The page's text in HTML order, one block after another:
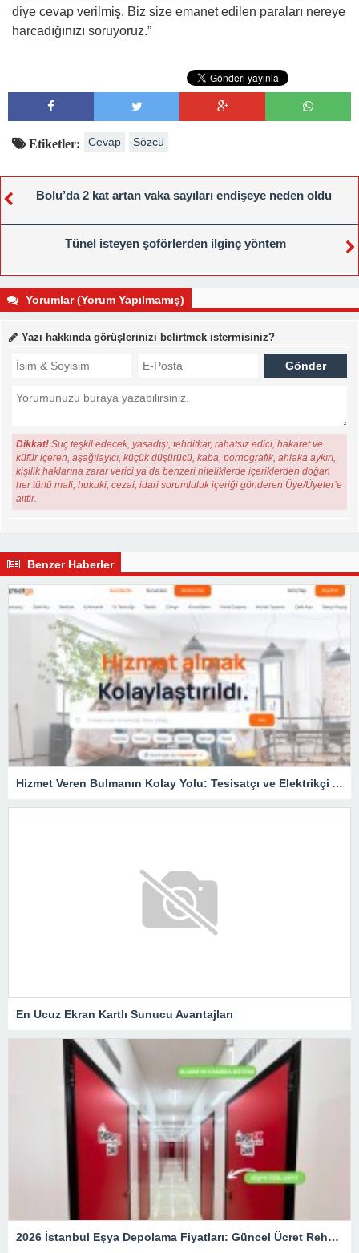
diye cevap verilmiş. Biz size emanet edilen paraları nereye
harcadığınızı soruyoruz.”
Etiketler: Cevap Sözcü
Bolu’da 2 kat artan vaka sayıları endişeye neden oldu
Tünel isteyen şoförlerden ilginç yöntem
Yorumlar (Yorum Yapılmamış)
Yazı hakkında görüşlerinizi belirtmek istermisiniz?
Dikkat! Suç teşkil edecek, yasadışı, tehditkar, rahatsız edici, hakaret ve
küfür içeren, aşağılayıcı, küçük düşürücü, kaba, pornografik, ahlaka aykırı,
kişilik haklarına zarar verici ya da benzeri niteliklerde içeriklerden doğan
her türlü mali, hukuki, cezai, idari sorumluluk içeriği gönderen Üye/Üyeler’e
aittir.
Benzer Haberler
Hizmet Veren Bulmanın Kolay Yolu: Tesisatçı ve Elektrikçi Ararken Nelere Dikkat Edilmeli?
En Ucuz Ekran Kartlı Sunucu Avantajları
2026 İstanbul Eşya Depolama Fiyatları: Güncel Ücret Rehberi